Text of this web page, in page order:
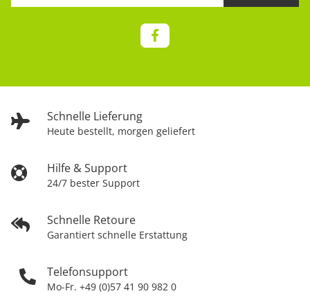
Schnelle Lieferung
Heute bestellt, morgen geliefert
Hilfe & Support
24/7 bester Support
Schnelle Retoure
Garantiert schnelle Erstattung
Telefonsupport
Mo-Fr. +49 (0)57 41 90 982 0